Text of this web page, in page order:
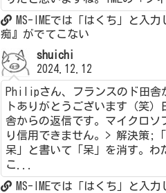
MS-IMEでは「はくち」と入力
痴』がでてこない
shuichi
2024.12.12
Philipさん、フランスのド田舎
トありがとうございます（笑）
舎からの返信です。マイクロソ
り信用できません。> 解決策;
呆」と書いて「呆」を消す。わ
こ...
MS-IMEでは「はくち」と入力